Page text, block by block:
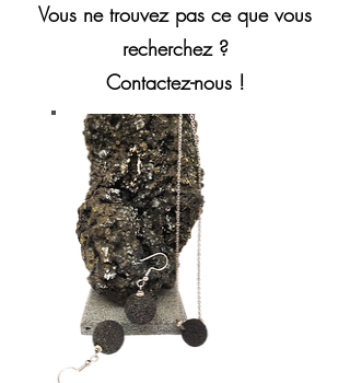
Vous ne trouvez pas ce que vous
recherchez ?
Contactez-nous !